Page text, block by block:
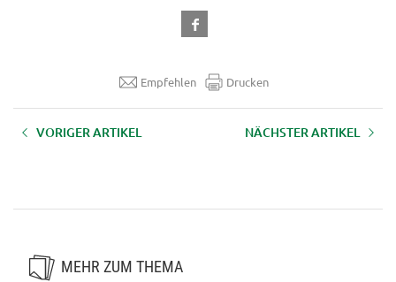
Empfehlen Drucken
VORIGER ARTIKEL NÄCHSTER ARTIKEL
MEHR ZUM THEMA